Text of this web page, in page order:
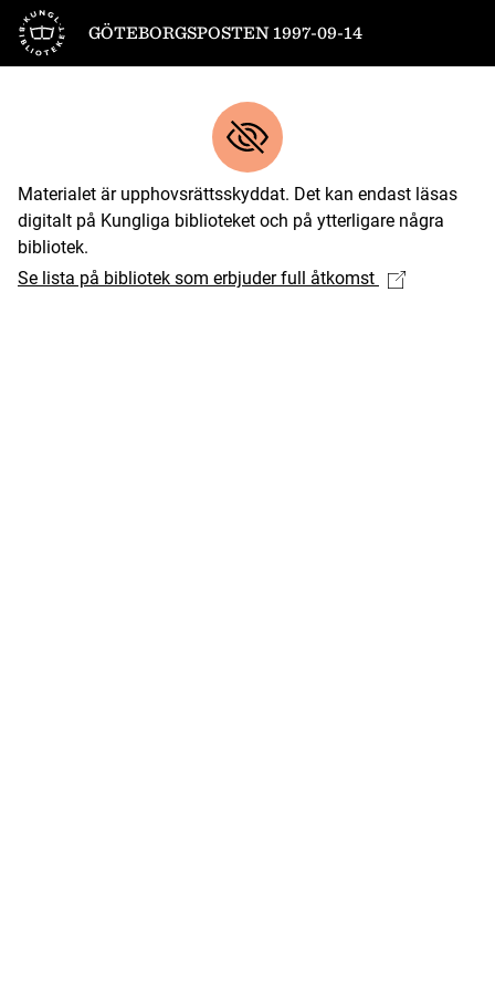
Till startsidan
GÖTEBORGSPOSTEN 1997-09-14
Materialet är upphovsrättsskyddat. Det kan endast läsas
digitalt på Kungliga biblioteket och på ytterligare några
bibliotek.
Se lista på bibliotek som erbjuder full åtkomst